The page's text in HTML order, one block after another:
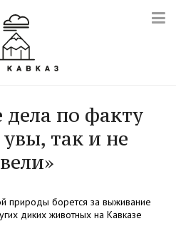
дела по факту
так и не
природы борется за выживание
диких животных на Кавказе